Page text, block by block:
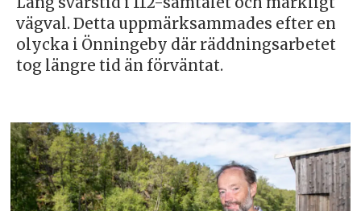
vägval. Detta uppmärksammades efter en
olycka i Önningeby där räddningsarbetet
tog längre tid än förväntat.